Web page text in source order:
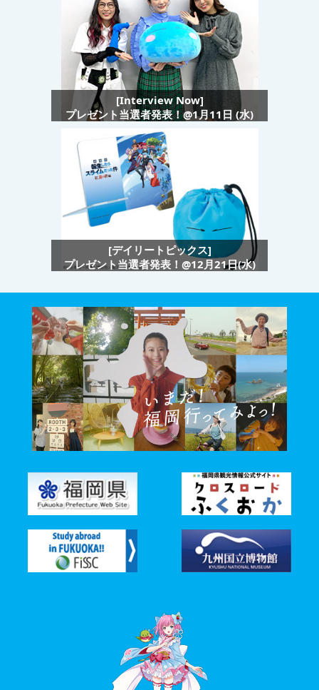
[Interview Now]
プレゼント当選者発表！@1月11日 (水)
[デイリートピックス]
プレゼント当選者発表！@12月21日(水)